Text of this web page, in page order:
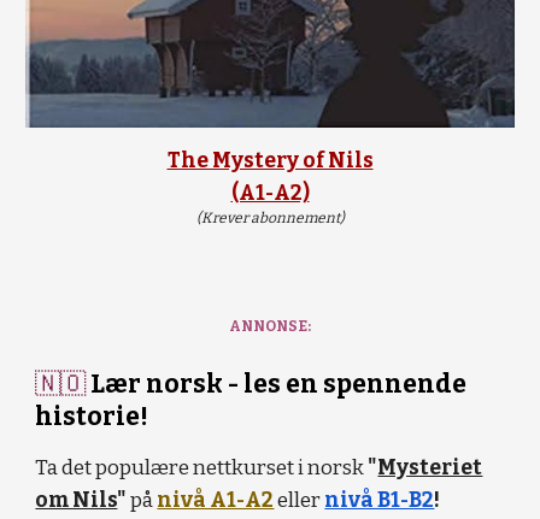
The Mystery of Nils
(A1-A2)
(Krever abonnement)
ANNONSE:
🇳🇴Lær norsk - les en spennende
historie!
Ta det populære nettkurset i norsk"Mysteriet
om Nils"pånivå A1-A2 ellernivå B1-B2!